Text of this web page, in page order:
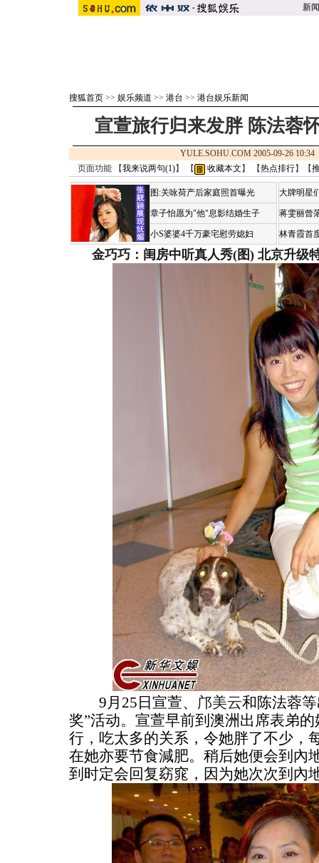
新闻
搜狐首页 >> 娱乐频道 >> 港台 >> 港台娱乐新闻
宣萱旅行归来发胖 陈法蓉
YULE.SOHU.COM 2005-09-26
页面功能 【我来说两句(1)】 【 收藏本文 】 【热点排行】【
图:关咏荷产后家庭照首曝光
章子怡愿为"他"息影结婚生子
小S婆婆4千万豪宅慰劳媳妇
大牌明星
蒋雯丽曾
林青霞首
金巧巧：闺房中听真人秀(图) 北京升级
9月25日宣萱、 邝美云和陈法蓉
奖”活动。宣萱早前到澳洲出席表弟
行，吃太多的关系，令她胖了不少，
在她亦要节食減肥。稍后她便会到內
到时定会回复窈窕，因为她次次到內